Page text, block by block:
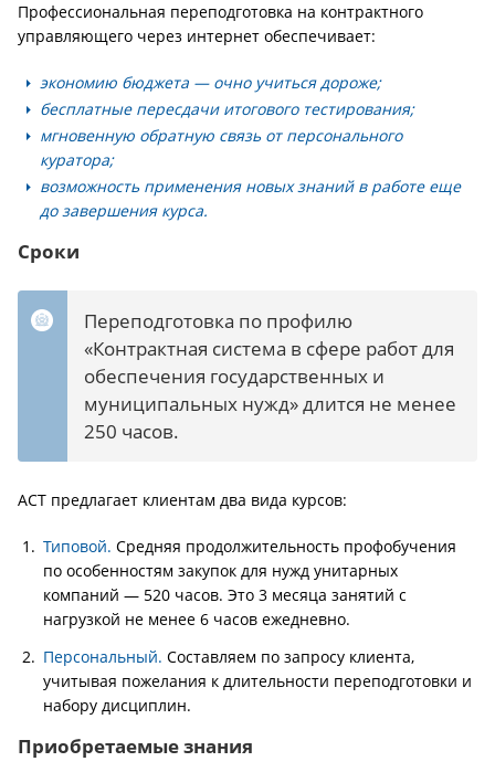
Профессиональная переподготовка на контрактного
управляющего через интернет обеспечивает:
экономию бюджета — очно учиться дороже;
бесплатные пересдачи итогового тестирования;
мгновенную обратную связь от персонального
куратора;
возможность применения новых знаний в работе еще
до завершения курса.
Сроки
Переподготовка по профилю
«Контрактная система в сфере работ для
обеспечения государственных и
муниципальных нужд» длится не менее
250 часов.
АСТ предлагает клиентам два вида курсов:
Типовой. Средняя продолжительность профобучения
по особенностям закупок для нужд унитарных
компаний — 520 часов. Это 3 месяца занятий с
нагрузкой не менее 6 часов ежедневно.
Персональный. Составляем по запросу клиента,
учитывая пожелания к длительности переподготовки и
набору дисциплин.
Приобретаемые знания